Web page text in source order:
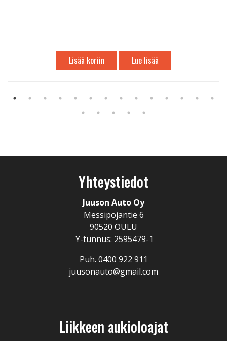
Lisää koriin Lue lisää
Yhteystiedot
Juuson Auto Oy
Messipojantie 6
90520 OULU
Y-tunnus: 2595479-1
Puh. 0400 922 911
juusonauto@gmail.com
Liikkeen aukioloajat